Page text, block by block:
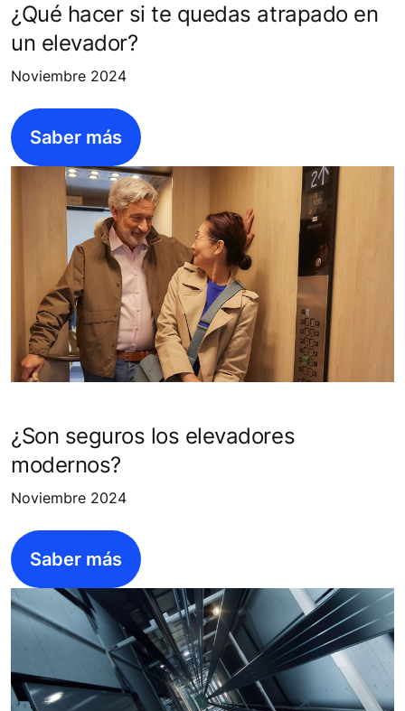
¿Qué hacer si te quedas atrapado en
un elevador?
Noviembre 2024
Saber más
¿Son seguros los elevadores
modernos?
Noviembre 2024
Saber más